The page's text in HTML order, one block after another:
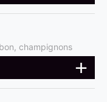
champignons